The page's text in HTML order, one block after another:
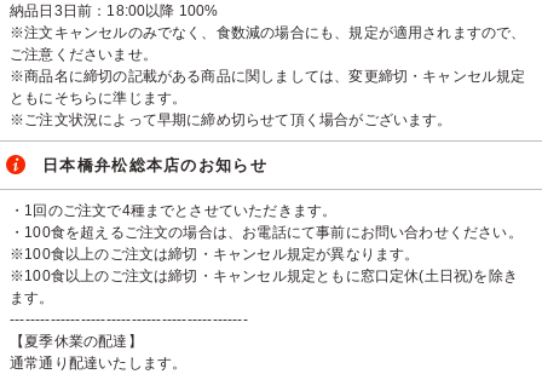
納品日3日前：18:00以降 100%
※注文キャンセルのみでなく、食数減の場合にも、規定が適用されますので、
ご注意くださいませ。
※商品名に締切の記載がある商品に関しましては、変更締切・キャンセル規定
ともにそちらに準じます。
※ご注文状況によって早期に締め切らせて頂く場合がございます。
日本橋弁松総本店のお知らせ
・1回のご注文で4種までとさせていただきます。
・100食を超えるご注文の場合は、お電話にて事前にお問い合わせください。
※100食以上のご注文は締切・キャンセル規定が異なります。
※100食以上のご注文は締切・キャンセル規定ともに窓口定休(土日祝)を除き
ます。
-----------------------------------------------
【夏季休業の配達】
通常通り配達いたします。